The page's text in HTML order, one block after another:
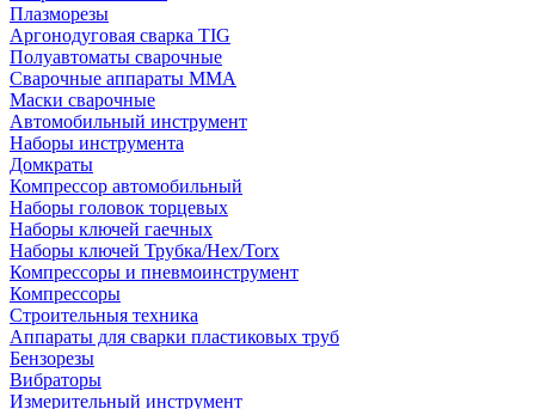
Плазморезы
Аргонодуговая сварка TIG
Полуавтоматы сварочные
Сварочные аппараты ММА
Маски сварочные
Автомобильный инструмент
Наборы инструмента
Домкраты
Компрессор автомобильный
Наборы головок торцевых
Наборы ключей гаечных
Наборы ключей Трубка/Hex/Torx
Компрессоры и пневмоинструмент
Компрессоры
Строительныя техника
Аппараты для сварки пластиковых труб
Бензорезы
Вибраторы
Измерительный инструмент